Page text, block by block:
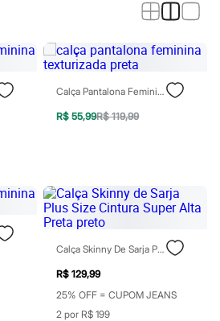
Calça Pantalona Feminina Texturizada Preta
R$ 55,99R$ 119,99
Calça Skinny De Sarja Plus Size Cintura Super Alta Preta Preto
R$ 129,99
25% OFF = CUPOM JEANS
2 por R$ 199